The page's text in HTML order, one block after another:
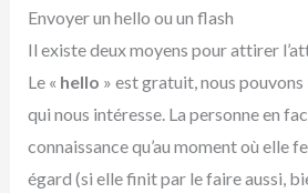
Envoyer un hello ou un flash
Il existe deux moyens pour attirer
Le « hello » est gratuit, nous pouvons
qui nous intéresse. La personne en
connaissance qu’au moment où elle
égard (si elle finit par le faire aussi,